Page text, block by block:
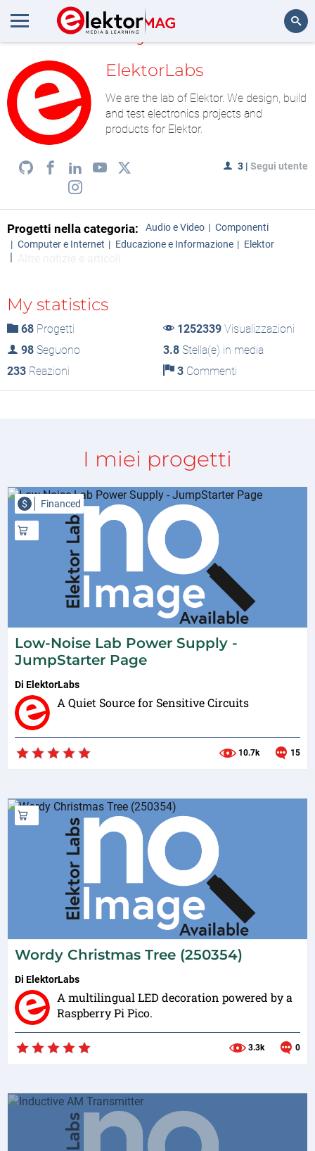
My LAB
ElektorLabs
We are the lab of Elektor. We design, build
and test electronics projects and
products for Elektor.
3 | Segui utente
Progetti nella categoria: Audio e Video
Componenti
Computer e Internet
Educazione e Informazione Elektor
My statistics
68 Progetti 1252339Visualizzazioni
98 Seguono 3.8Stella(e) in media
233 Reazioni 3Commenti
I miei progetti
$ Financed
Low-Noise Lab Power Supply -
JumpStarter Page
Di ElektorLabs
A Quiet Source for Sensitive Circuits
10.7k 15
Wordy Christmas Tree (250354)
Di ElektorLabs
A multilingual LED decoration powered by a
Raspberry Pi Pico.
3.3k 0